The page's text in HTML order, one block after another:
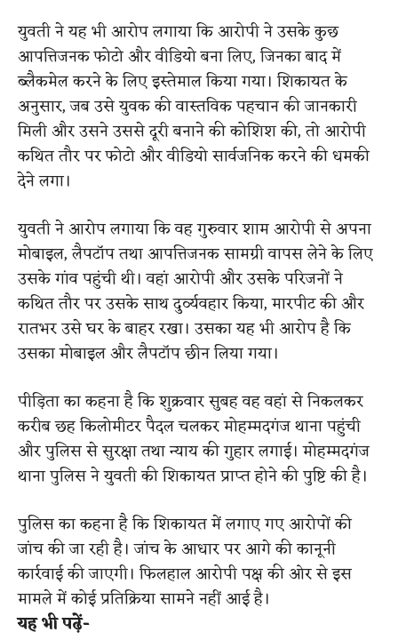
युवती ने यह भी आरोप लगाया कि आरोपी ने उसके कुछ
आपत्तिजनक फोटो और वीडियो बना लिए, जिनका बाद में
ब्लैकमेल करने के लिए इस्तेमाल किया गया। शिकायत के
अनुसार, जब उसे युवक की वास्तविक पहचान की जानकारी
मिली और उसने उससे दूरी बनाने की कोशिश की, तो आरोपी
कथित तौर पर फोटो और वीडियो सार्वजनिक करने की धमकी
देने लगा।
युवती ने आरोप लगाया कि वह गुरुवार शाम आरोपी से अपना
मोबाइल, लैपटॉप तथा आपत्तिजनक सामग्री वापस लेने के लिए
उसके गांव पहुंची थी। वहां आरोपी और उसके परिजनों ने
कथित तौर पर उसके साथ दुर्व्यवहार किया, मारपीट की और
रातभर उसे घर के बाहर रखा। उसका यह भी आरोप है कि
उसका मोबाइल और लैपटॉप छीन लिया गया।
पीड़िता का कहना है कि शुक्रवार सुबह वह वहां से निकलकर
करीब छह किलोमीटर पैदल चलकर मोहम्मदगंज थाना पहुंची
और पुलिस से सुरक्षा तथा न्याय की गुहार लगाई। मोहम्मदगंज
थाना पुलिस ने युवती की शिकायत प्राप्त होने की पुष्टि की है।
पुलिस का कहना है कि शिकायत में लगाए गए आरोपों की
जांच की जा रही है। जांच के आधार पर आगे की कानूनी
कार्रवाई की जाएगी। फिलहाल आरोपी पक्ष की ओर से इस
मामले में कोई प्रतिक्रिया सामने नहीं आई है।
यह भी पढ़ें-